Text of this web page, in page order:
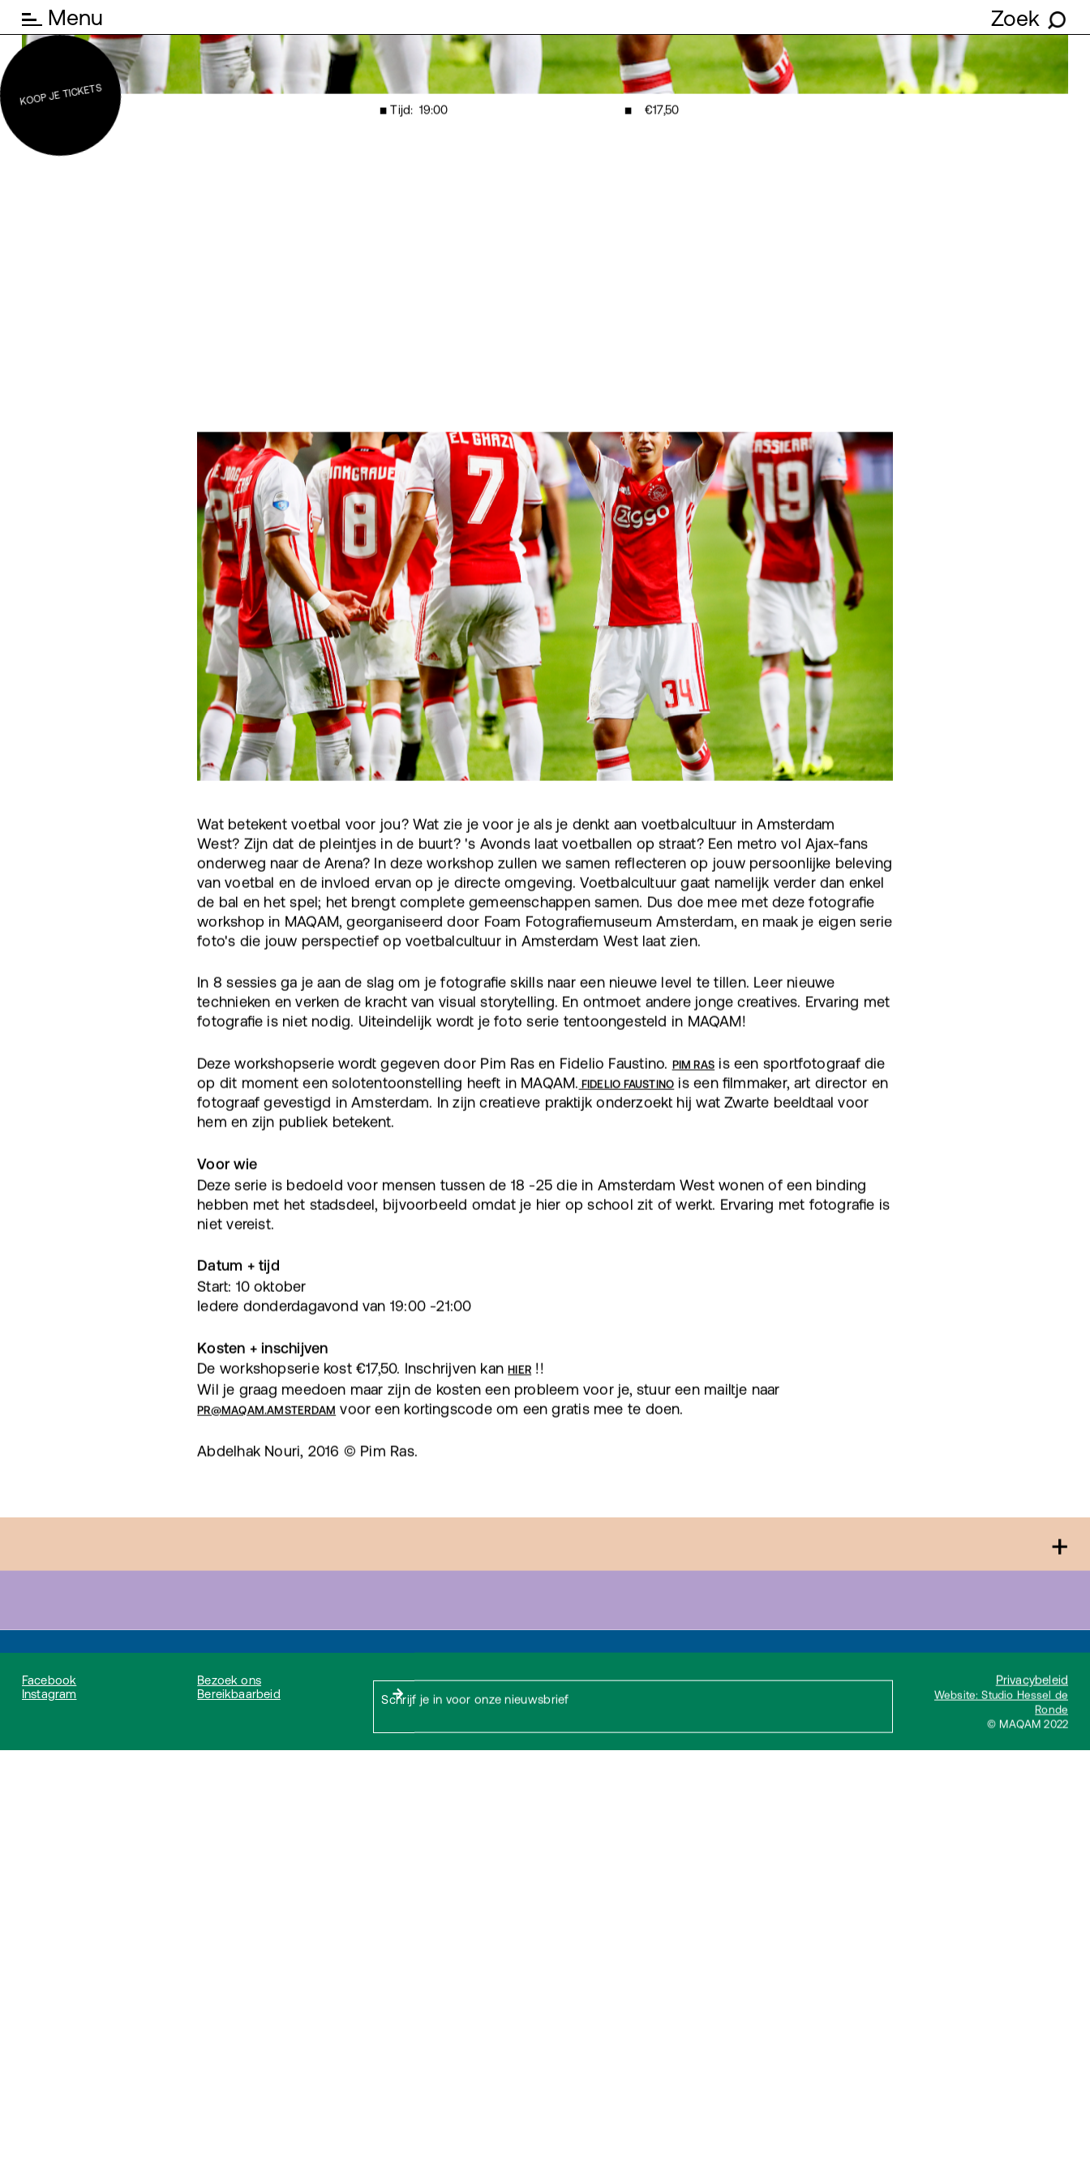
Menu
KOOP JE TICKETS
◾ Tijd: 19:00 ◾ €17,50
Wat betekent voetbal voor jou? Wat zie je voor je als je denkt aan voetbalcultuur in Amsterdam
West? Zijn dat de pleintjes in de buurt? 's Avonds laat voetballen op straat? Een metro vol Ajax-fans
onderweg naar de Arena? In deze workshop zullen we samen reflecteren op jouw persoonlijke beleving
van voetbal en de invloed ervan op je directe omgeving. Voetbalcultuur gaat namelijk verder dan enkel
de bal en het spel; het brengt complete gemeenschappen samen. Dus doe mee met deze fotografie
workshop in MAQAM, georganiseerd door Foam Fotografiemuseum Amsterdam, en maak je eigen serie
foto's die jouw perspectief op voetbalcultuur in Amsterdam West laat zien.
In 8 sessies ga je aan de slag om je fotografie skills naar een nieuwe level te tillen. Leer nieuwe
technieken en verken de kracht van visual storytelling. En ontmoet andere jonge creatives. Ervaring met
fotografie is niet nodig. Uiteindelijk wordt je foto serie tentoongesteld in MAQAM!
Deze workshopserie wordt gegeven door Pim Ras en Fidelio Faustino. PIM RAS is een sportfotograaf die
op dit moment een solotentoonstelling heeft in MAQAM. FIDELIO FAUSTINO is een filmmaker, art director en
fotograaf gevestigd in Amsterdam. In zijn creatieve praktijk onderzoekt hij wat Zwarte beeldtaal voor
hem en zijn publiek betekent.
Voor wie
Deze serie is bedoeld voor mensen tussen de 18 -25 die in Amsterdam West wonen of een binding
hebben met het stadsdeel, bijvoorbeeld omdat je hier op school zit of werkt. Ervaring met fotografie is
niet vereist.
Datum + tijd
Start: 10 oktober
Iedere donderdagavond van 19:00 -21:00
Kosten + inschijven
De workshopserie kost €17,50. Inschrijven kanHIER !!
Wil je graag meedoen maar zijn de kosten een probleem voor je, stuur een mailtje naar
PR@MAQAM.AMSTERDAM voor een kortingscode om een gratis mee te doen.
Abdelhak Nouri, 2016 © Pim Ras.
+
Bereikbaarbeid
Privacybeleid
Bezoek ons
Facebook
Instagram
Website: Studio Hessel de
Ronde
© MAQAM 2022